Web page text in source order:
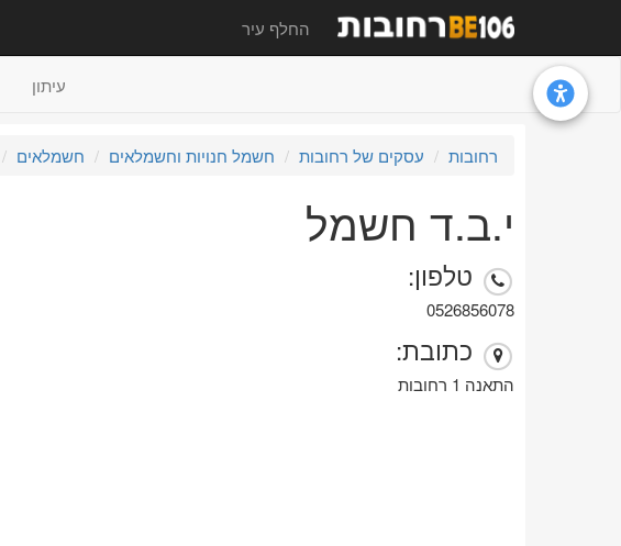
החלף עיר
עיתון
רחובות עסקים של רחובות חשמל חנויות וחשמלאים חשמלאים
י.ב.ד חשמל
טלפון:
0526856078
כתובת:
התאנה 1 רחובות